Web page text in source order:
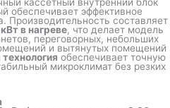
обеспечивает эффективное
Производительность составляет
в нагреве, что делает модель
переговорных, небольших
и вытянутых помещений
обеспечивает точную
микроклимат без резких